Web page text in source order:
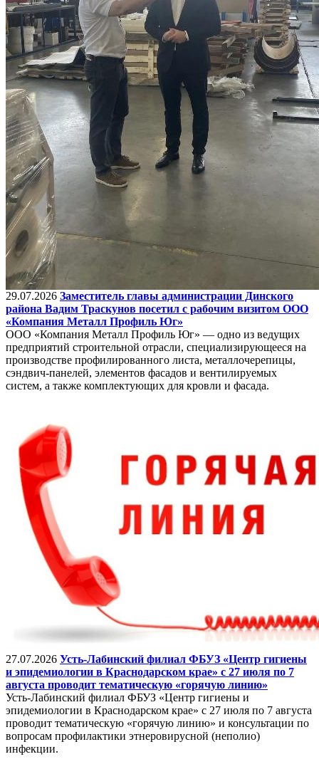
29.07.2026 Заместитель главы администрации Динского
района Вадим Траскунов посетил с рабочим визитом ООО
«Компания Металл Профиль Юг»
ООО «Компания Металл Профиль Юг» — одно из ведущих
предприятий строительной отрасли, специализирующееся на
производстве профилированного листа, металлочерепицы,
сэндвич-панелей, элементов фасадов и вентилируемых
систем, а также комплектующих для кровли и фасада.
27.07.2026 Усть-Лабинский филиал ФБУЗ «Центр гигиены
и эпидемиологии в Краснодарском крае» с 27 июля по 7
августа проводит тематическую «горячую линию»
Усть-Лабинский филиал ФБУЗ «Центр гигиены и
эпидемиологии в Краснодарском крае» с 27 июля по 7 августа
проводит тематическую «горячую линию» и консультации по
вопросам профилактики этнеровирусной (неполио)
инфекции.